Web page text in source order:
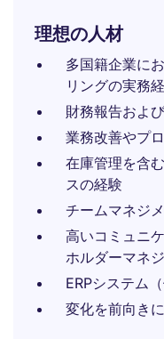
理想の人材
多国籍企業に
リングの実務
財務報告およ
業務改善やプ
在庫管理を含
スの経験
チームマネジ
高いコミュニ
ホルダーマネ
ERPシステム
変化を前向き